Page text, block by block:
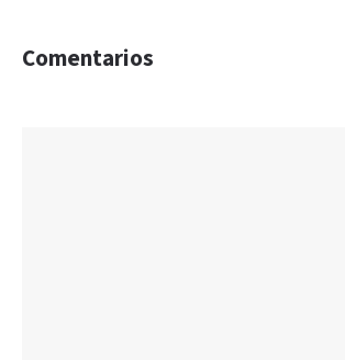
Comentarios